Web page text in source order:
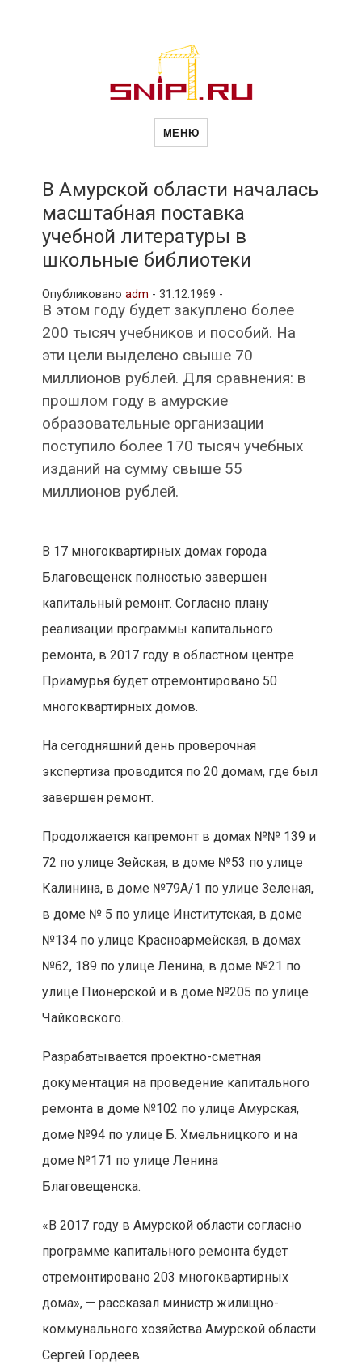
Новости
и
рубрики
МЕНЮ
В Амурской области началась
масштабная поставка
учебной литературы в
школьные библиотеки
Опубликовано adm - 31.12.1969 -
В этом году будет закуплено более
200 тысяч учебников и пособий. На
эти цели выделено свыше 70
миллионов рублей. Для сравнения: в
прошлом году в амурские
образовательные организации
поступило более 170 тысяч учебных
изданий на сумму свыше 55
миллионов рублей.
В 17 многоквартирных домах города
Благовещенск полностью завершен
капитальный ремонт. Согласно плану
реализации программы капитального
ремонта, в 2017 году в областном центре
Приамурья будет отремонтировано 50
многоквартирных домов.
На сегодняшний день проверочная
экспертиза проводится по 20 домам, где был
завершен ремонт.
Продолжается капремонт в домах №№ 139 и
72 по улице Зейская, в доме №53 по улице
Калинина, в доме №79А/1 по улице Зеленая,
в доме № 5 по улице Институтская, в доме
№134 по улице Красноармейская, в домах
№62, 189 по улице Ленина, в доме №21 по
улице Пионерской и в доме №205 по улице
Чайковского.
Разрабатывается проектно-сметная
документация на проведение капитального
ремонта в доме №102 по улице Амурская,
доме №94 по улице Б. Хмельницкого и на
доме №171 по улице Ленина
Благовещенска.
«В 2017 году в Амурской области согласно
программе капитального ремонта будет
отремонтировано 203 многоквартирных
дома», — рассказал министр жилищно-
коммунального хозяйства Амурской области
Сергей Гордеев.